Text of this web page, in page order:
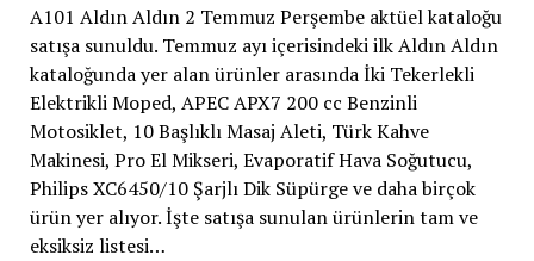
A101 Aldın Aldın 2 Temmuz Perşembe aktüel kataloğu
satışa sunuldu. Temmuz ayı içerisindeki ilk Aldın Aldın
kataloğunda yer alan ürünler arasında İki Tekerlekli
Elektrikli Moped, APEC APX7 200 cc Benzinli
Motosiklet, 10 Başlıklı Masaj Aleti, Türk Kahve
Makinesi, Pro El Mikseri, Evaporatif Hava Soğutucu,
Philips XC6450/10 Şarjlı Dik Süpürge ve daha birçok
ürün yer alıyor. İşte satışa sunulan ürünlerin tam ve
eksiksiz listesi…